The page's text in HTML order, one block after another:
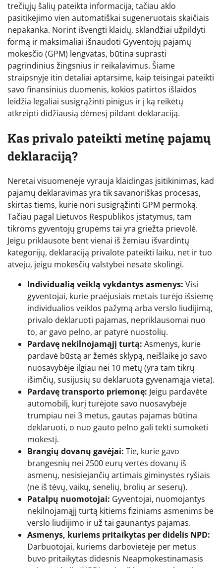
trečiųjų šalių pateikta informacija, tačiau aklo
pasitikėjimo vien automatiškai sugeneruotais skaičiais
nepakanka. Norint išvengti klaidų, sklandžiai užpildyti
formą ir maksimaliai išnaudoti Gyventojų pajamų
mokesčio (GPM) lengvatas, būtina suprasti
pagrindinius žingsnius ir reikalavimus. Šiame
straipsnyje itin detaliai aptarsime, kaip teisingai pateikti
savo finansinius duomenis, kokios patirtos išlaidos
leidžia legaliai susigrąžinti pinigus ir į ką reikėtų
atkreipti didžiausią dėmesį pildant deklaraciją.
Kas privalo pateikti metinę pajamų
deklaraciją?
Neretai visuomenėje vyrauja klaidingas įsitikinimas, kad
pajamų deklaravimas yra tik savanoriškas procesas,
skirtas tiems, kurie nori susigrąžinti GPM permoką.
Tačiau pagal Lietuvos Respublikos įstatymus, tam
tikroms gyventojų grupėms tai yra griežta prievolė.
Jeigu priklausote bent vienai iš žemiau išvardintų
kategorijų, deklaraciją privalote pateikti laiku, net ir tuo
atveju, jeigu mokesčių valstybei nesate skolingi.
Individualią veiklą vykdantys asmenys: Visi
gyventojai, kurie praėjusiais metais turėjo išsiėmę
individualios veiklos pažymą arba verslo liudijimą,
privalo deklaruoti pajamas, nepriklausomai nuo
to, ar gavo pelno, ar patyrė nuostolių.
Pardavę nekilnojamąjį turtą: Asmenys, kurie
pardavė būstą ar žemės sklypą, neišlaikę jo savo
nuosavybėje ilgiau nei 10 metų (yra tam tikrų
išimčių, susijusių su deklaruota gyvenamąja vieta).
Pardavę transporto priemonę: Jeigu pardavėte
automobilį, kurį turėjote savo nuosavybėje
trumpiau nei 3 metus, gautas pajamas būtina
deklaruoti, o nuo gauto pelno gali tekti sumokėti
mokestį.
Brangių dovanų gavėjai: Tie, kurie gavo
brangesnių nei 2500 eurų vertės dovanų iš
asmenų, nesisiejančių artimais giminystės ryšiais
(ne iš tėvų, vaikų, senelių, brolių ar seserų).
Patalpų nuomotojai: Gyventojai, nuomojantys
nekilnojamąjį turtą kitiems fiziniams asmenims be
verslo liudijimo ir už tai gaunantys pajamas.
Asmenys, kuriems pritaikytas per didelis NPD:
Darbuotojai, kuriems darbovietėje per metus
buvo pritaikytas didesnis Neapmokestinamasis